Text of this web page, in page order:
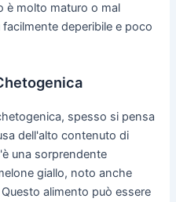
è molto maturo o mal
deperibile e poco
spesso si pensa
dell'alto contenuto di
una sorprendente
giallo, noto anche
alimento può essere